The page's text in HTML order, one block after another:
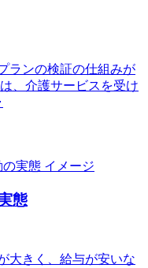
ランの検証の仕組みが
、介護サービスを受け
態
大きく、給与が安いな